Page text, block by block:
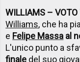
WILLIAMS – VOTO
Williams, che ha
e Felipe Massa al
L'unico punto a
finale del suo